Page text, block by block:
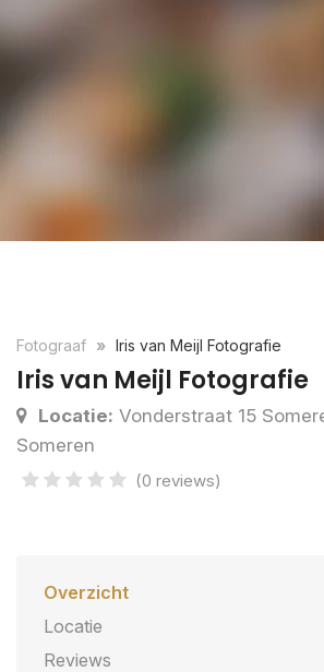
Fotograaf Iris van Meijl Fotografie
Iris van Meijl Fotografie
Locatie: Vonderstraat 15
Someren
(0 reviews)
Overzicht
Locatie
Reviews